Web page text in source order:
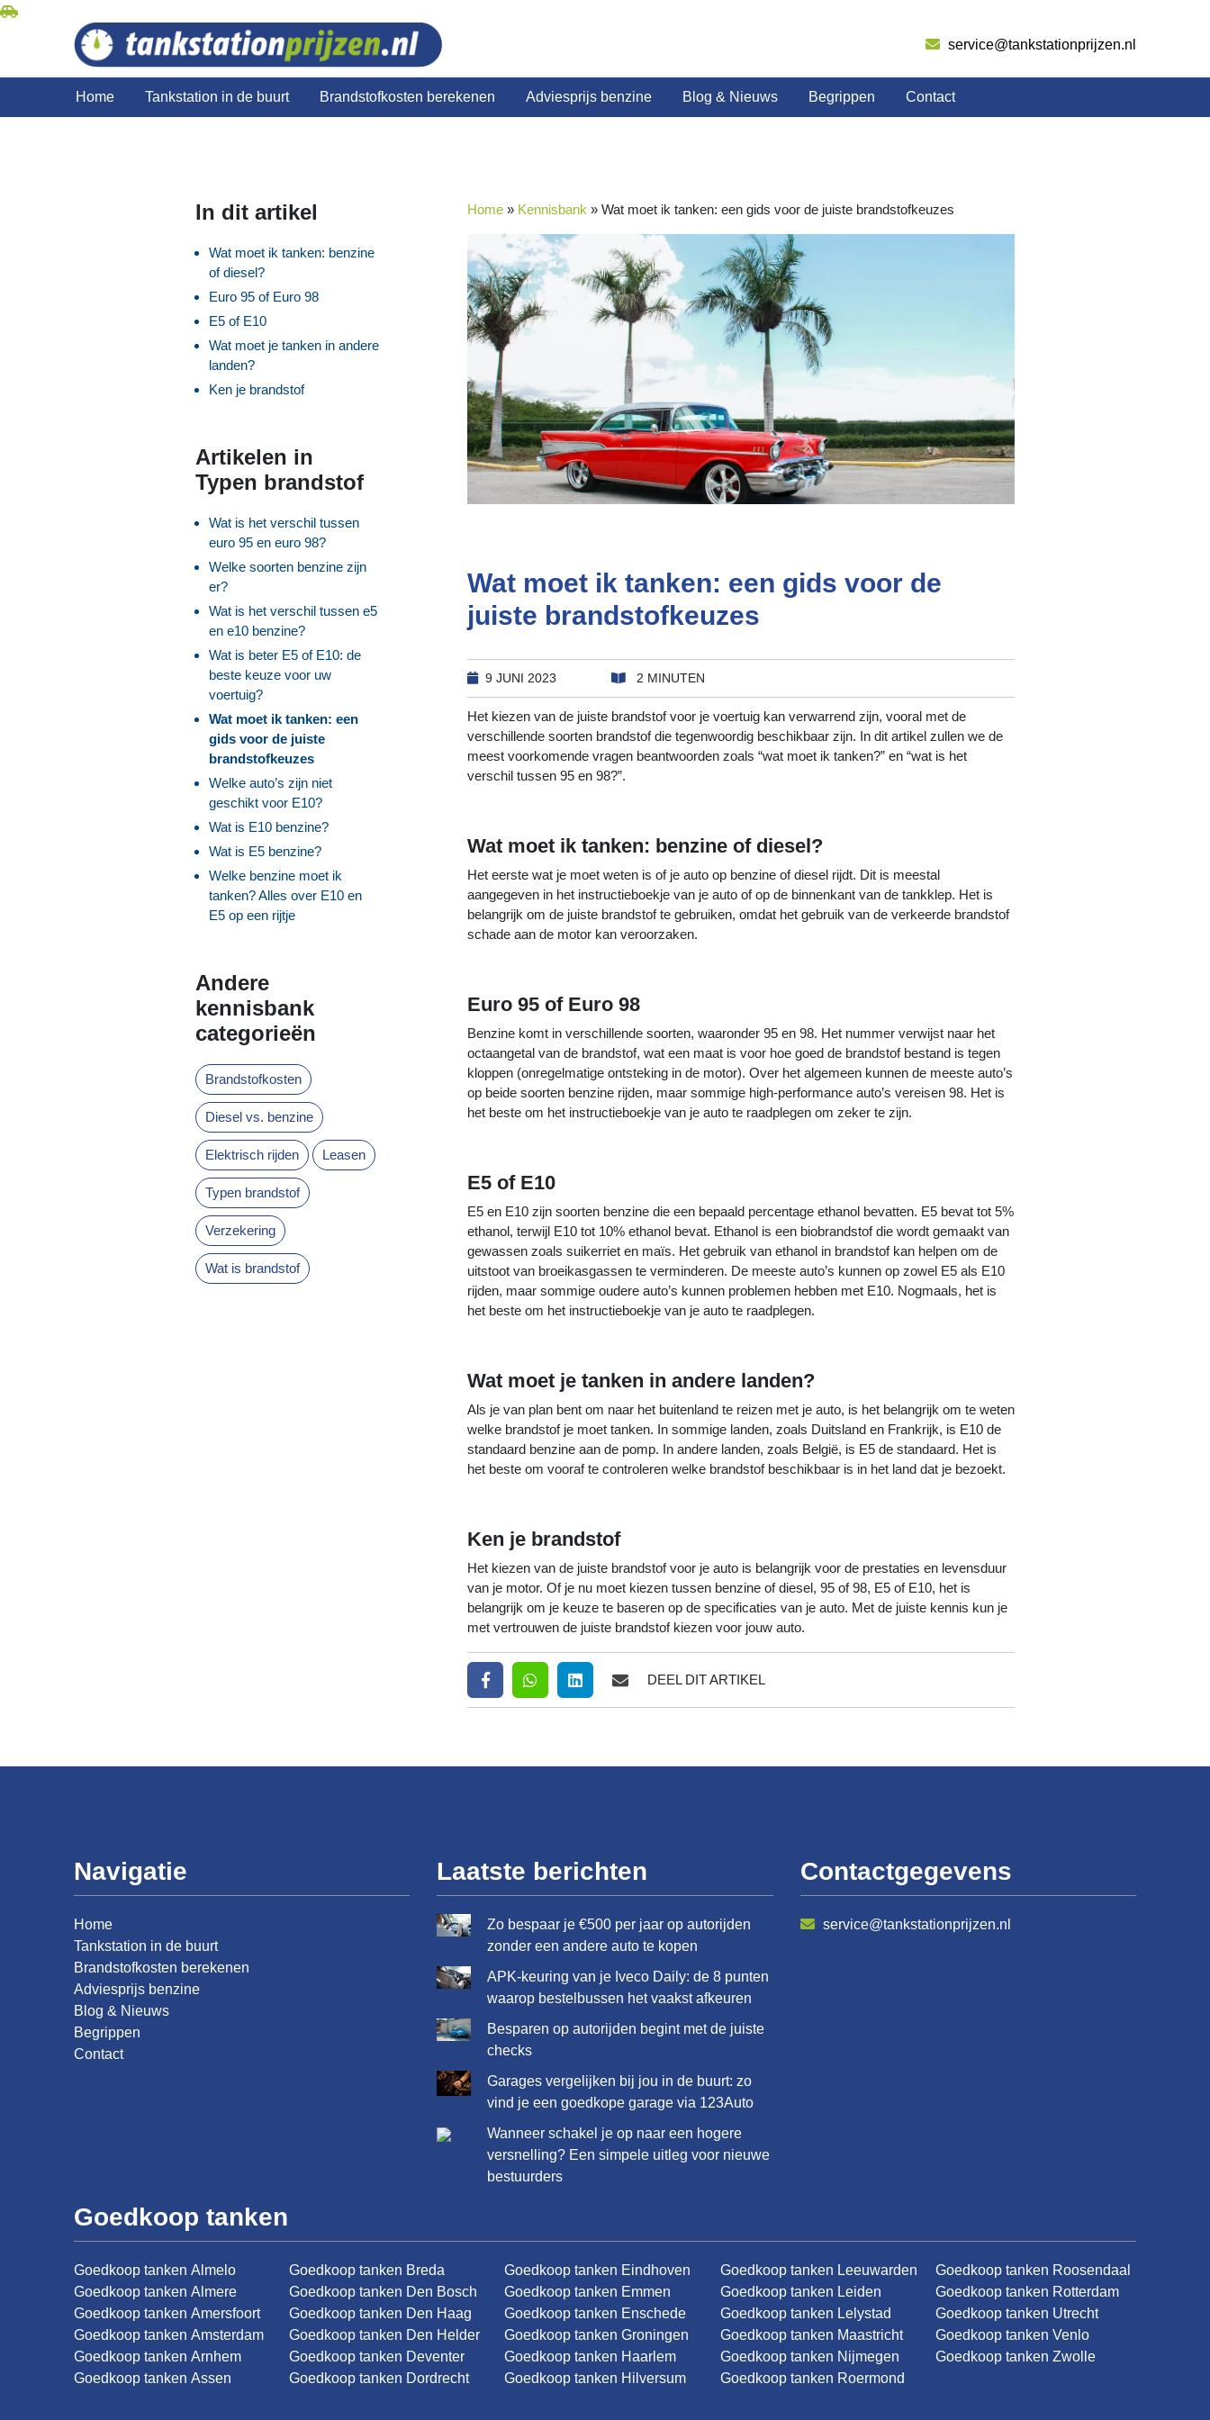
service@tankstationprijzen.nl
Home Tankstation in de buurt Brandstofkosten berekenen Adviesprijs benzine Blog & Nieuws Begrippen Contact
In dit artikel
Wat moet ik tanken: benzine
of diesel?
Euro 95 of Euro 98
E5 of E10
Wat moet je tanken in andere
landen?
Ken je brandstof
Artikelen in
Typen brandstof
Wat is het verschil tussen
euro 95 en euro 98?
Welke soorten benzine zijn
er?
Wat is het verschil tussen e5
en e10 benzine?
Wat is beter E5 of E10: de
beste keuze voor uw
voertuig?
Wat moet ik tanken: een
gids voor de juiste
brandstofkeuzes
Welke auto’s zijn niet
geschikt voor E10?
Wat is E10 benzine?
Wat is E5 benzine?
Welke benzine moet ik
tanken? Alles over E10 en
E5 op een rijtje
Andere
kennisbank
categorieën
Brandstofkosten
Diesel vs. benzine
Elektrisch rijden Leasen
Typen brandstof
Verzekering
Wat is brandstof
Home » Kennisbank »Wat moet ik tanken: een gids voor de juiste brandstofkeuzes
Wat moet ik tanken: een gids voor de
juiste brandstofkeuzes
9 JUNI 2023 2 MINUTEN
Het kiezen van de juiste brandstof voor je voertuig kan verwarrend zijn, vooral met de
verschillende soorten brandstof die tegenwoordig beschikbaar zijn. In dit artikel zullen we de
meest voorkomende vragen beantwoorden zoals “wat moet ik tanken?” en “wat is het
verschil tussen 95 en 98?”.
Wat moet ik tanken: benzine of diesel?
Het eerste wat je moet weten is of je auto op benzine of diesel rijdt. Dit is meestal
aangegeven in het instructieboekje van je auto of op de binnenkant van de tankklep. Het is
belangrijk om de juiste brandstof te gebruiken, omdat het gebruik van de verkeerde brandstof
schade aan de motor kan veroorzaken.
Euro 95 of Euro 98
Benzine komt in verschillende soorten, waaronder 95 en 98. Het nummer verwijst naar het
octaangetal van de brandstof, wat een maat is voor hoe goed de brandstof bestand is tegen
kloppen (onregelmatige ontsteking in de motor). Over het algemeen kunnen de meeste auto’s
op beide soorten benzine rijden, maar sommige high-performance auto’s vereisen 98. Het is
het beste om het instructieboekje van je auto te raadplegen om zeker te zijn.
E5 of E10
E5 en E10 zijn soorten benzine die een bepaald percentage ethanol bevatten. E5 bevat tot 5%
ethanol, terwijl E10 tot 10% ethanol bevat. Ethanol is een biobrandstof die wordt gemaakt van
gewassen zoals suikerriet en maïs. Het gebruik van ethanol in brandstof kan helpen om de
uitstoot van broeikasgassen te verminderen. De meeste auto’s kunnen op zowel E5 als E10
rijden, maar sommige oudere auto’s kunnen problemen hebben met E10. Nogmaals, het is
het beste om het instructieboekje van je auto te raadplegen.
Wat moet je tanken in andere landen?
Als je van plan bent om naar het buitenland te reizen met je auto, is het belangrijk om te weten
welke brandstof je moet tanken. In sommige landen, zoals Duitsland en Frankrijk, is E10 de
standaard benzine aan de pomp. In andere landen, zoals België, is E5 de standaard. Het is
het beste om vooraf te controleren welke brandstof beschikbaar is in het land dat je bezoekt.
Ken je brandstof
Het kiezen van de juiste brandstof voor je auto is belangrijk voor de prestaties en levensduur
van je motor. Of je nu moet kiezen tussen benzine of diesel, 95 of 98, E5 of E10, het is
belangrijk om je keuze te baseren op de specificaties van je auto. Met de juiste kennis kun je
met vertrouwen de juiste brandstof kiezen voor jouw auto.
DEEL DIT ARTIKEL
Navigatie
Home
Tankstation in de buurt
Brandstofkosten berekenen
Adviesprijs benzine
Blog & Nieuws
Begrippen
Contact
Laatste berichten
Zo bespaar je €500 per jaar op autorijden
zonder een andere auto te kopen
APK-keuring van je Iveco Daily: de 8 punten
waarop bestelbussen het vaakst afkeuren
Besparen op autorijden begint met de juiste
checks
Garages vergelijken bij jou in de buurt: zo
vind je een goedkope garage via 123Auto
Wanneer schakel je op naar een hogere
versnelling? Een simpele uitleg voor nieuwe
bestuurders
Contactgegevens
service@tankstationprijzen.nl
Goedkoop tanken
Goedkoop tanken Almelo
Goedkoop tanken Almere
Goedkoop tanken Amersfoort
Goedkoop tanken Amsterdam
Goedkoop tanken Arnhem
Goedkoop tanken Assen
Goedkoop tanken Breda
Goedkoop tanken Den Bosch
Goedkoop tanken Den Haag
Goedkoop tanken Den Helder
Goedkoop tanken Deventer
Goedkoop tanken Dordrecht
Goedkoop tanken Eindhoven
Goedkoop tanken Emmen
Goedkoop tanken Enschede
Goedkoop tanken Groningen
Goedkoop tanken Haarlem
Goedkoop tanken Hilversum
Goedkoop tanken Leeuwarden
Goedkoop tanken Leiden
Goedkoop tanken Lelystad
Goedkoop tanken Maastricht
Goedkoop tanken Nijmegen
Goedkoop tanken Roermond
Goedkoop tanken Roosendaal
Goedkoop tanken Rotterdam
Goedkoop tanken Utrecht
Goedkoop tanken Venlo
Goedkoop tanken Zwolle